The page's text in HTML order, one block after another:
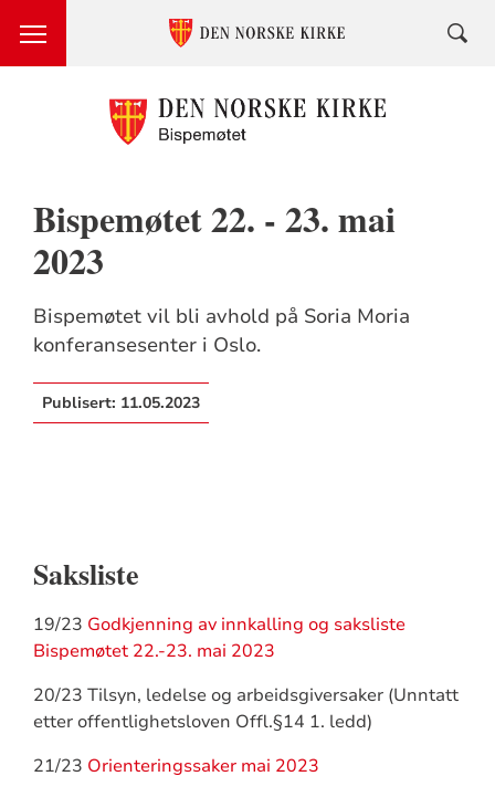
Bispemøtet 22. - 23. mai
2023
Bispemøtet vil bli avhold på Soria Moria
konferansesenter i Oslo.
Publisert: 11.05.2023
Saksliste
19/23 Godkjenning av innkalling og saksliste
Bispemøtet 22.-23. mai 2023
20/23 Tilsyn, ledelse og arbeidsgiversaker (Unntatt
etter offentlighetsloven Offl.§14 1. ledd)
21/23 Orienteringssaker mai 2023